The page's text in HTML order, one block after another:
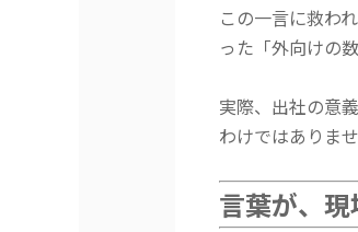
この一言に救わ
った「外向けの
実際、出社の意
わけではありま
言葉が、